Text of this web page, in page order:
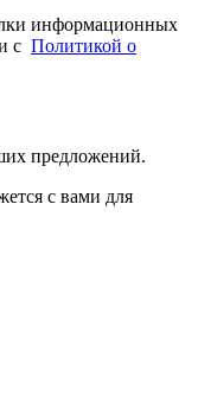
информационных
с Политикой о
предложений.
с вами для